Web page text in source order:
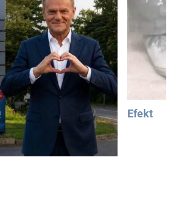
Efekt